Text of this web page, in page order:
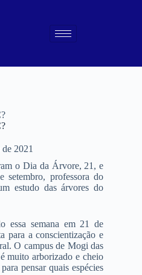
2021
o Dia da Árvore, 21, e
setembro, professora do
estudo das árvores do
essa semana em 21 de
para a conscientização e
O campus de Mogi das
muito arborizado e cheio
pensar quais espécies